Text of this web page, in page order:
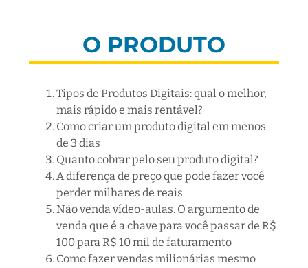
O PRODUTO
Tipos de Produtos Digitais: qual o melhor,
mais rápido emais rentável?
Como criar um produto digital em menos
de 3 dias
Quanto cobrar pelo seu produto digital?
A diferença de preço que pode fazer você
perder milhares de reais
Não venda vídeo-aulas. O argumento de
venda que é a chave para você passar de R$
100 para R$ 10 mil de faturamento
Como fazer vendas milionárias mesmo